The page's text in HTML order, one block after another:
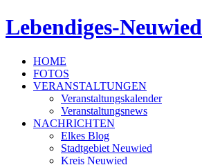
Lebendiges-Neuwied
HOME
FOTOS
VERANSTALTUNGEN
Veranstaltungskalender
Veranstaltungsnews
NACHRICHTEN
Elkes Blog
Stadtgebiet Neuwied
Kreis Neuwied